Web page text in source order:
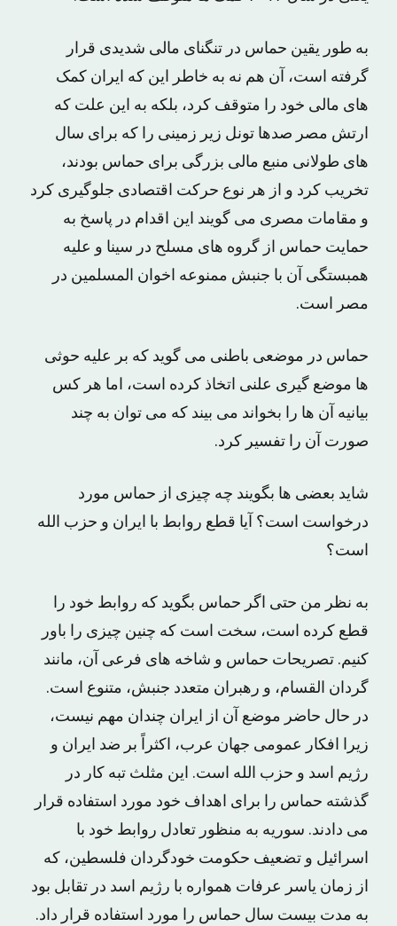
به طور یقین حماس در تنگنای مالی شدیدی قرار
گرفته است، آن هم نه به خاطر این که ایران کمک
های مالی خود را متوقف کرد، بلکه به این علت که
ارتش مصر صدها تونل زیر زمینی را که برای سال
های طولانی منبع مالی بزرگی برای حماس بودند،
تخریب کرد و از هر نوع حرکت اقتصادی جلوگیری کرد
و مقامات مصری می گویند این اقدام در پاسخ به
حمایت حماس از گروه های مسلح در سینا و علیه
همبستگی آن با جنبش ممنوعه اخوان المسلمین در
مصر است.
حماس در موضعی باطنی می گوید که بر علیه حوثی
ها موضع گیری علنی اتخاذ کرده است، اما هر کس
بیانیه آن ها را بخواند می بیند که می توان به چند
صورت آن را تفسیر کرد.
شاید بعضی ها بگویند چه چیزی از حماس مورد
درخواست است؟ آیا قطع روابط با ایران و حزب الله
است؟
به نظر من حتی اگر حماس بگوید که روابط خود را
قطع کرده است، سخت است که چنین چیزی را باور
کنیم. تصریحات حماس و شاخه های فرعی آن، مانند
گردان القسام، و رهبران متعدد جنبش، متنوع است.
در حال حاضر موضع آن از ایران چندان مهم نیست،
زیرا افکار عمومی جهان عرب، اکثراً بر ضد ایران و
رژیم اسد و حزب الله است. این مثلث تبه کار در
گذشته حماس را برای اهداف خود مورد استفاده قرار
می دادند. سوریه به منظور تعادل روابط خود با
اسرائیل و تضعیف حکومت خودگردان فلسطین، که
از زمان یاسر عرفات همواره با رژیم اسد در تقابل بود
به مدت بیست سال حماس را مورد استفاده قرار داد.